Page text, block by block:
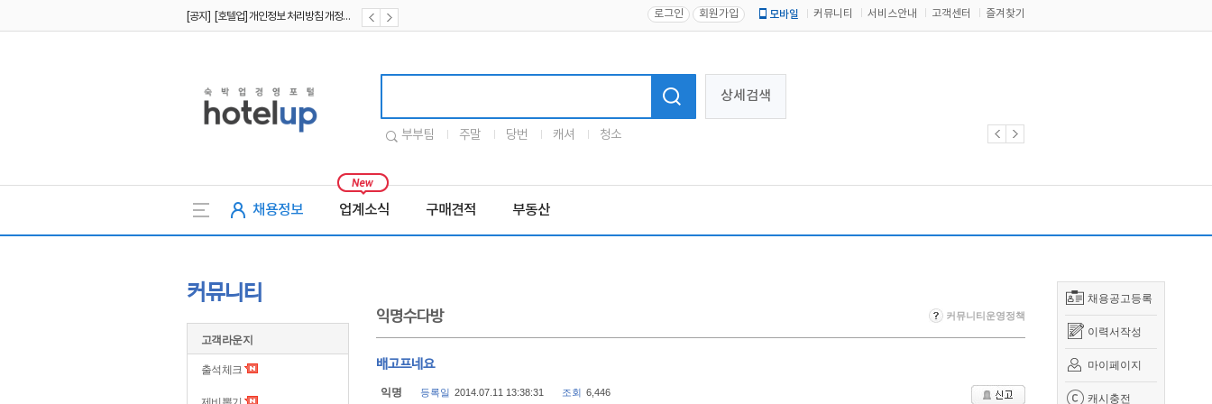
[공지] [호텔업] 개인정보 처리방침 개정본2 (19.09.02) 로그인 회원가입 모바일 커뮤니티 서비스안내 고객센터 즐겨찾기
상세검색
부부팀 주말 당번 캐셔 청소
채용정보 업계소식 구매견적 부동산
채용공고등록
이력서작성
마이페이지
캐시충전
커뮤니티
고객라운지
출석체크
익명수다방 커뮤니티운영정책
배고프네요
익명 등록일 2014.07.11 13:38:31 조회 6,446